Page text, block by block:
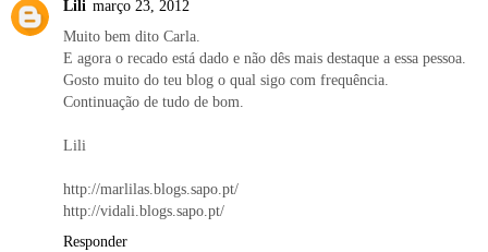
Lili março 23, 2012
Muito bem dito Carla.
E agora o recado está dado e não dês mais destaque a essa pessoa.
Gosto muito do teu blog o qual sigo com frequência.
Continuação de tudo de bom.
Lili
http://marlilas.blogs.sapo.pt/
http://vidali.blogs.sapo.pt/
Responder